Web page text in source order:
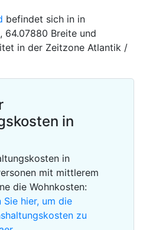
befindet sich in in
64.07880 Breite und
in der Zeitzone Atlantik /
in
in
mit mittlerem
die Wohnkosten:
Sie hier, um die
zu